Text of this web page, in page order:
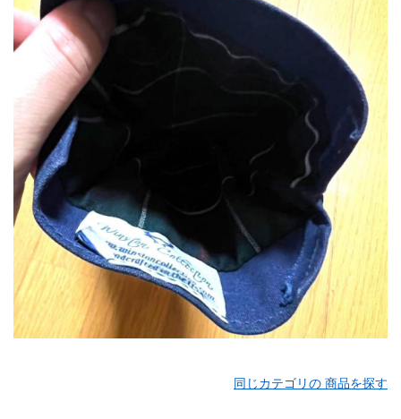
同じカテゴリの 商品を探す